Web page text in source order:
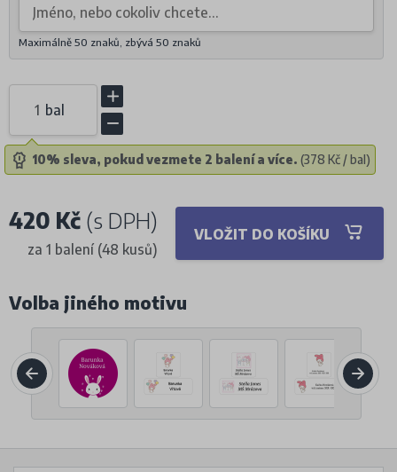
Maximálně 50 znaků, zbývá 50 znaků
bal
10% sleva, pokud vezmete 2 balení a více. (378 Kč / bal)
420 Kč (s DPH)
za 1 balení (48 kusů)
VLOŽIT DO KOŠÍKU
Volba jiného motivu